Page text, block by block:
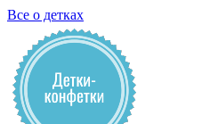
Все о детках